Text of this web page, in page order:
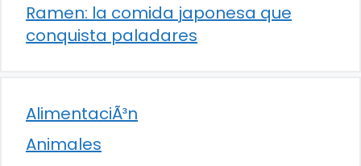
Ramen: la comida japonesa que
conquista paladares
AlimentaciÃ³n
Animales